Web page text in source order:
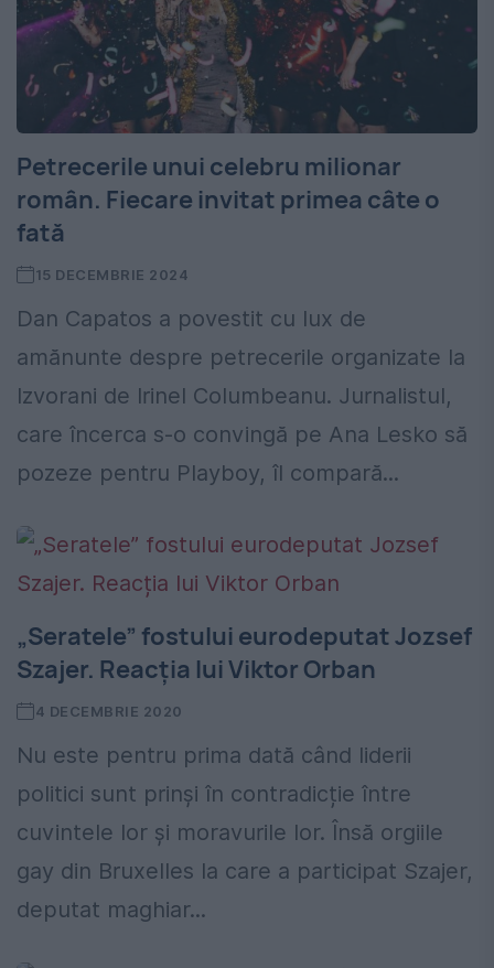
Petrecerile unui celebru milionar
român. Fiecare invitat primea câte o
fată
15 DECEMBRIE 2024
Dan Capatos a povestit cu lux de
amănunte despre petrecerile organizate la
Izvorani de Irinel Columbeanu. Jurnalistul,
care încerca s-o convingă pe Ana Lesko să
pozeze pentru Playboy, îl compară...
„Seratele” fostului eurodeputat Jozsef
Szajer. Reacția lui Viktor Orban
4 DECEMBRIE 2020
Nu este pentru prima dată când liderii
politici sunt prinși în contradicție între
cuvintele lor și moravurile lor. Însă orgiile
gay din Bruxelles la care a participat Szajer,
deputat maghiar...